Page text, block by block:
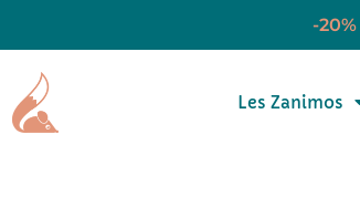
-20%
Les Zanimos